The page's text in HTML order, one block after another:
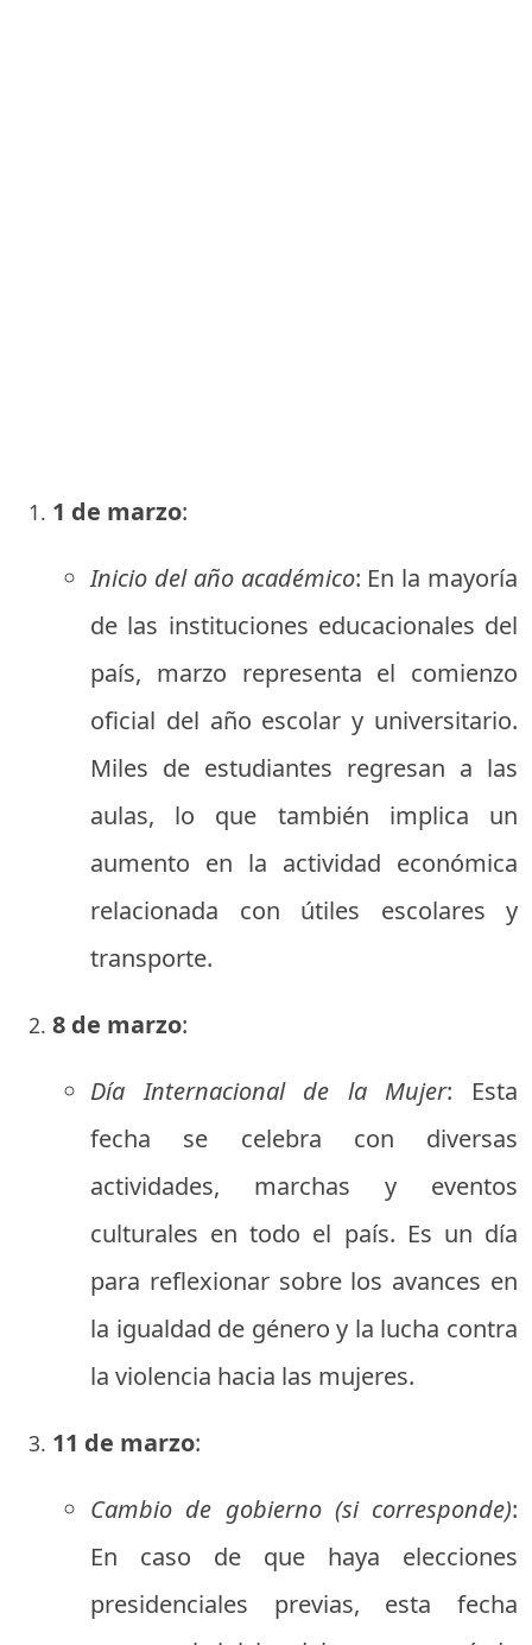
1 de marzo:
Inicio del año académico: En la mayoría
de las instituciones educacionales del
país, marzo representa el comienzo
oficial del año escolar y universitario.
Miles de estudiantes regresan a las
aulas, lo que también implica un
aumento en la actividad económica
relacionada con útiles escolares y
transporte.
8 de marzo:
Día Internacional de la Mujer: Esta
fecha se celebra con diversas
actividades, marchas y eventos
culturales en todo el país. Es un día
para reflexionar sobre los avances en
la igualdad de género y la lucha contra
la violencia hacia las mujeres.
11 de marzo:
Cambio de gobierno (si corresponde):
En caso de que haya elecciones
presidenciales previas, esta fecha